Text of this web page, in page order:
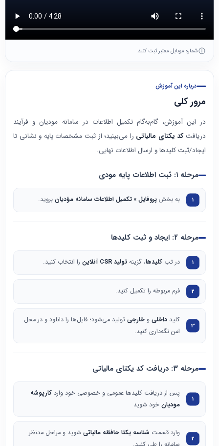
شماره موبایل معتبر ثبت کنید.
درباره این آموزش
مرور کلی
در این آموزش، گام‌به‌گام تکمیل اطلاعات در سامانه مودیان و فرآیند
دریافت کد یکتای مالیاتی را می‌بینید؛ از ثبت مشخصات پایه و نشانی تا
ایجاد/ثبت کلیدها و ارسال اطلاعات نهایی.
مرحله ۱: ثبت اطلاعات پایه مودی
به بخش پروفایل » تکمیل اطلاعات سامانه مؤدیان بروید.
مرحله ۲: ایجاد و ثبت کلیدها
در تب کلیدها، گزینه تولید CSR آنلاین را انتخاب کنید.
فرم مربوطه را تکمیل کنید.
کلید داخلی و خارجی تولید می‌شود؛ فایل‌ها را دانلود و در محل
امن نگه‌داری کنید.
مرحله ۳: دریافت کد یکتای مالیاتی
پس از دریافت کلیدها عمومی و خصوصی خود وارد کارپوشه
مودیان خود شوید
وارد قسمت شناسه یکتا حافظه مالیاتی شوید و مراحل مدنظر